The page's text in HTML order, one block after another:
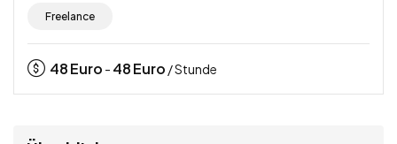
Freelance
48Euro - 48Euro / Stunde